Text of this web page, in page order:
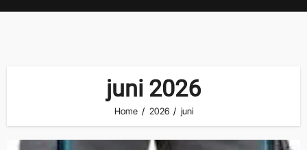
juni 2026
Home 2026 juni